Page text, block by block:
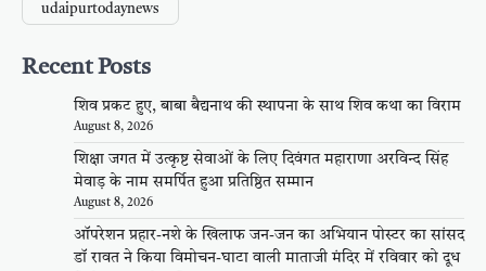
udaipurtodaynews
Recent Posts
शिव प्रकट हुए, बाबा बैद्यनाथ की स्थापना के साथ शिव कथा का विराम
August 8, 2026
शिक्षा जगत में उत्कृष्ट सेवाओं के लिए दिवंगत महाराणा अरविन्द सिंह
मेवाड़ के नाम समर्पित हुआ प्रतिष्ठित सम्मान
August 8, 2026
ऑपरेशन प्रहार-नशे के खिलाफ जन-जन का अभियान पोस्टर का सांसद
डॉ रावत ने किया विमोचन-घाटा वाली माताजी मंदिर में रविवार को दूध